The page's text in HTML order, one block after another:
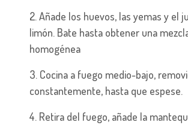
2. Añade los huevos, las yemas y el
limón. Bate hasta obtener una
homogénea
3. Cocina a fuego medio-bajo,
constantemente, hasta que espese.
4. Retira del fuego, añade la